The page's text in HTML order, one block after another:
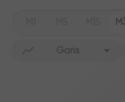
Garis